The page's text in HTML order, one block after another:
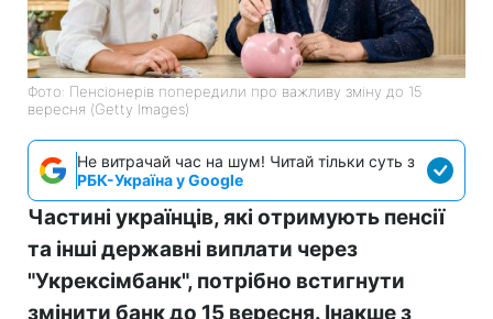
Фото: Пенсіонерів попередили про важливу зміну до 15
вересня (Getty Images)
Не витрачай час на шум! Читай тільки суть з
РБК-Україна у Google
Частині українців, які отримують пенсії
та інші державні виплати через
"Укрексімбанк", потрібно встигнути
змінити банк до 15 вересня. Інакше з